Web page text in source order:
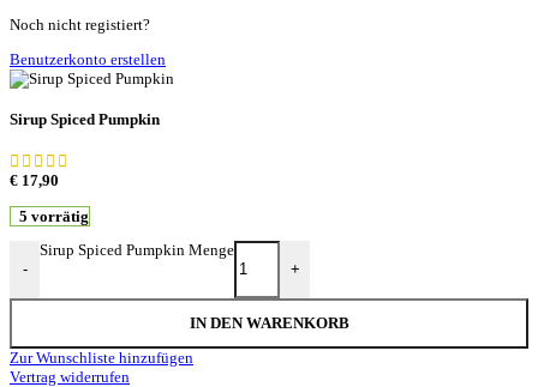
Noch nicht registiert?
Benutzerkonto erstellen
Sirup Spiced Pumpkin
€ 17,90
5 vorrätig
-
Sirup Spiced Pumpkin Menge
+
IN DEN WARENKORB
Zur Wunschliste hinzufügen
Vertrag widerrufen